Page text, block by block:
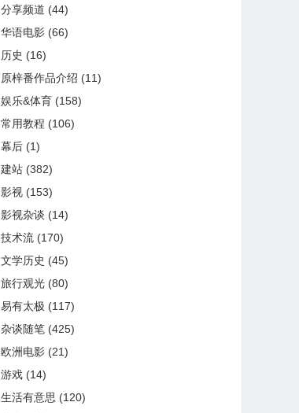
分享频道 (44)
华语电影 (66)
历史 (16)
原梓番作品介绍 (11)
娱乐&体育 (158)
常用教程 (106)
幕后 (1)
建站 (382)
影视 (153)
影视杂谈 (14)
技术流 (170)
文学历史 (45)
旅行观光 (80)
易有太极 (117)
杂谈随笔 (425)
欧洲电影 (21)
游戏 (14)
生活有意思 (120)